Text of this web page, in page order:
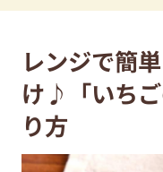
レンジで簡
け♪「いち
り方